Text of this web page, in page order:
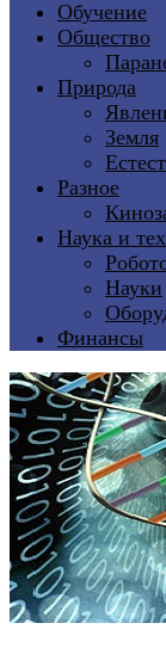
Обучение
Общество
Природа
Земля
Разное
Наука и
Науки
Финансы